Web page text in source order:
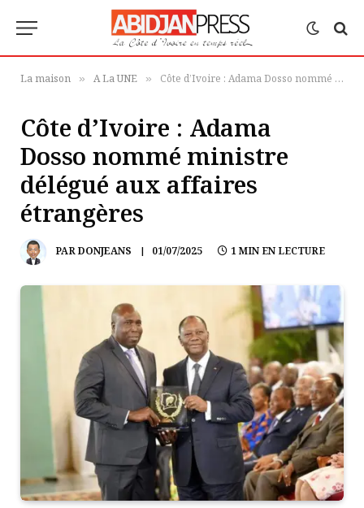
La maison » A La UNE » Côte d’Ivoire : Adama Dosso nommé ministre délégué aux affaires étrangères
Côte d’Ivoire : Adama
Dosso nommé ministre
délégué aux affaires
étrangères
PARDONJEANS 01/07/2025 1 MIN EN LECTURE